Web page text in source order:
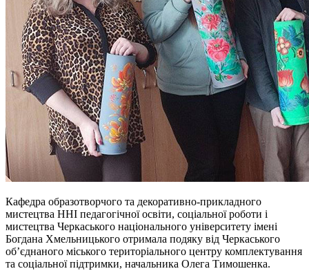
Кафедра образотворчого та декоративно-прикладного
мистецтва ННІ педагогічної освіти, соціальної роботи і
мистецтва Черкаського національного університету імені
Богдана Хмельницького отримала подяку від Черкаського
об’єднаного міського територіального центру комплектування
та соціальної підтримки, начальника Олега Тимошенка.